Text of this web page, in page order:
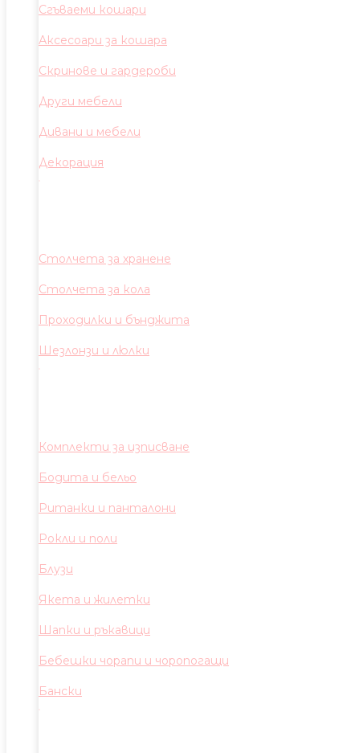
Сгъваеми кошари
Аксесоари за кошара
Скринове и гардероби
Други мебели
Дивани и мебели
Декорация
Столчета за хранене
Столчета за кола
Проходилки и бънджита
Шезлонзи и люлки
Комплекти за изписване
Бодита и бельо
Ританки и панталони
Рокли и поли
Блузи
Якета и жилетки
Шапки и ръкавици
Бебешки чорапи и чоропогащи
Бански